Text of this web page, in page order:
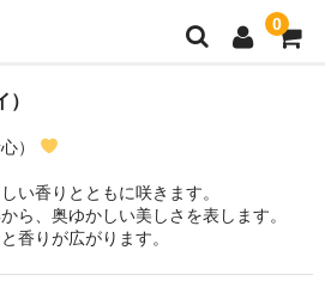
0
へ
向いている？特徴と制作時のポイン
）
い香りとともに咲きます。
ら、奥ゆかしい美しさを表します。
香りが広がります。